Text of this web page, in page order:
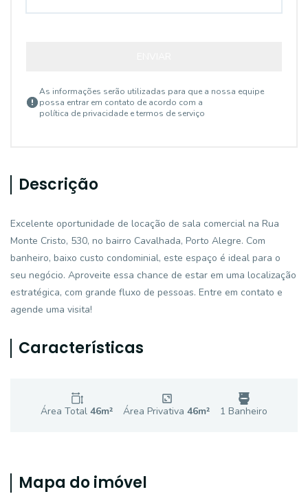
As informações serão utilizadas para que a nossa equipe
possa entrar em contato de acordo com a
política de privacidade e termos de serviço
Descrição
Excelente oportunidade de locação de sala comercial na Rua
Monte Cristo, 530, no bairro Cavalhada, Porto Alegre. Com
banheiro, baixo custo condominial, este espaço é ideal para o
seu negócio. Aproveite essa chance de estar em uma localização
estratégica, com grande fluxo de pessoas. Entre em contato e
agende uma visita!
Características
Área Total 46m² Área Privativa 46m² 1 Banheiro
Mapa do imóvel